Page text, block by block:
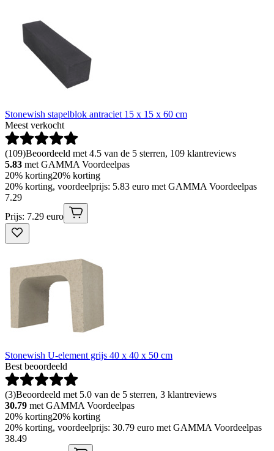
Stonewish stapelblok antraciet 15 x 15 x 60 cm
Meest verkocht
(109)Beoordeeld met 4.5 van de 5 sterren, 109 klantreviews
5.83 met GAMMA Voordeelpas
20% korting20% korting
20% korting, voordeelprijs: 5.83 euro met GAMMA Voordeelpas
7.29
Prijs: 7.29 euro
Stonewish U-element grijs 40 x 40 x 50 cm
Best beoordeeld
(3)Beoordeeld met 5.0 van de 5 sterren, 3 klantreviews
30.79 met GAMMA Voordeelpas
20% korting20% korting
20% korting, voordeelprijs: 30.79 euro met GAMMA Voordeelpas
38.49